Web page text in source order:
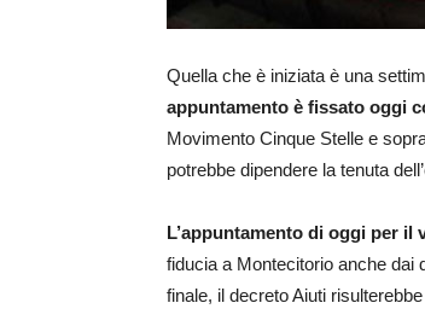
Quella che è iniziata è una
appuntamento è fissato oggi
Movimento Cinque Stelle e
potrebbe dipendere la tenuta
L’appuntamento di oggi per
fiducia a Montecitorio anche dai
finale, il decreto Aiuti